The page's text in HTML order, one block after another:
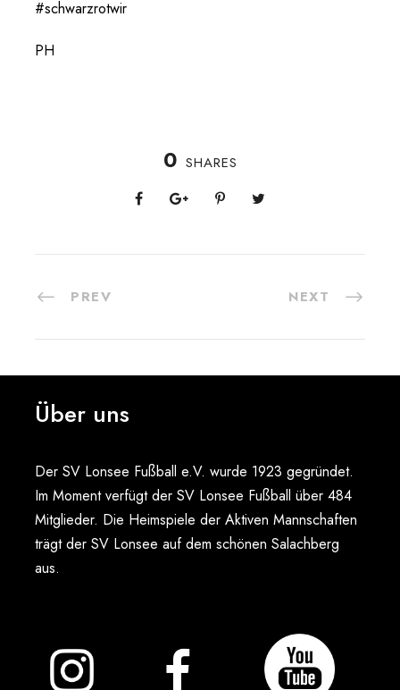
#schwarzrotwir
PH
0 SHARES
PREV NEXT
Über uns
Der SV Lonsee Fußball e.V. wurde 1923 gegründet.
Im Moment verfügt der SV Lonsee Fußball über 484
Mitglieder. Die Heimspiele der Aktiven Mannschaften
trägt der SV Lonsee auf dem schönen Salachberg
aus.